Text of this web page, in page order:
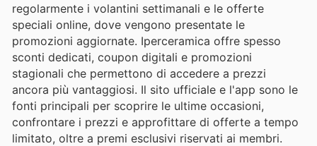
regolarmente i volantini settimanali e le offerte
speciali online, dove vengono presentate le
promozioni aggiornate. Iperceramica offre spesso
sconti dedicati, coupon digitali e promozioni
stagionali che permettono di accedere a prezzi
ancora più vantaggiosi. Il sito ufficiale e l'app sono le
fonti principali per scoprire le ultime occasioni,
confrontare i prezzi e approfittare di offerte a tempo
limitato, oltre a premi esclusivi riservati ai membri.